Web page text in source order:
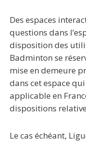
Des espaces
questions dans
disposition des
Badminton se
mise en demeure
dans cet espace
applicable en
dispositions
Le cas échéant,